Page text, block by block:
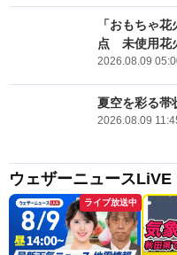
「おもちゃ
点 未使用花
2026.08.09
夏空を彩る
2026.08.09
ウェザーニュースLiVE
ライブ放送中